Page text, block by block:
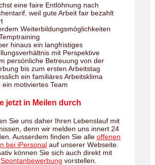
eine faire Entlöhnung nach
weil gute Arbeit fair bezahlt
Weiterbildungsmöglichkeiten
hinaus ein langfristiges
mit Perspektive
persönliche Betreuung von der
bis zum ersten Arbeitstag
ein familiäres Arbeitsklima
ein motiviertes Team
jetzt in Meilen durch
Sie uns daher Ihren Lebenslauf mit
denn wir melden uns innert 24
Ausserdem finden Sie alle offenen
bei iPersonal auf unserer Webseite.
können Sie sich auch direkt mit
Spontanbewerbung vorstellen.